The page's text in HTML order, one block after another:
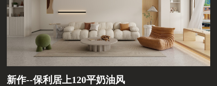
新作--保利居上120平奶油风